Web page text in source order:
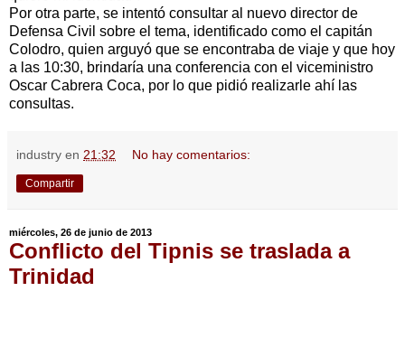
Por otra parte, se intentó consultar al nuevo director de
Defensa Civil sobre el tema, identificado como el capitán
Colodro, quien arguyó que se encontraba de viaje y que hoy
a las 10:30, brindaría una conferencia con el viceministro
Oscar Cabrera Coca, por lo que pidió realizarle ahí las
consultas.
industry en 21:32 No hay comentarios:
Compartir
miércoles, 26 de junio de 2013
Conflicto del Tipnis se traslada a
Trinidad